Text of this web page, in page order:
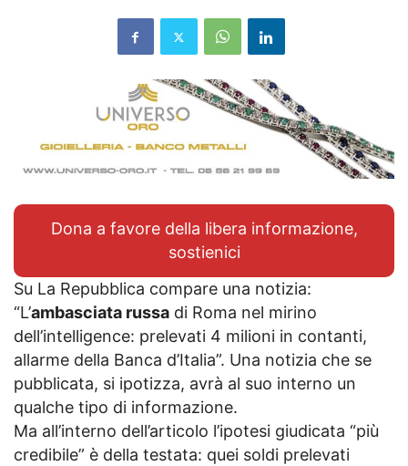
Dona a favore della libera informazione,
sostienici
Su La Repubblica compare una notizia:
“L’ambasciata russa di Roma nel mirino
dell’intelligence: prelevati 4 milioni in contanti,
allarme della Banca d’Italia”. Una notizia che se
pubblicata, si ipotizza, avrà al suo interno un
qualche tipo di informazione.
Ma all’interno dell’articolo l’ipotesi giudicata “più
credibile” è della testata: quei soldi prelevati